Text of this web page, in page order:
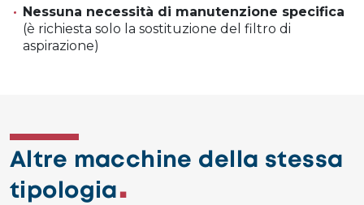
Nessuna necessità di manutenzione specifica
(è richiesta solo la sostituzione del filtro di
aspirazione)
Altre macchine della stessa
tipologia